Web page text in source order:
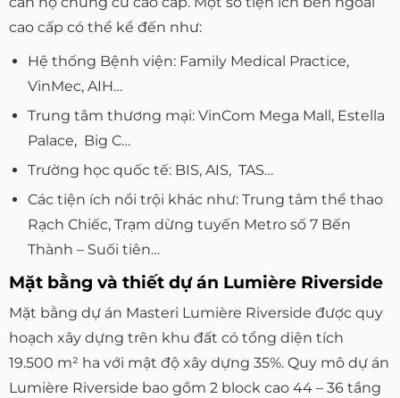
cao cấp có thể kể đến như:
Hệ thống Bệnh viện: Family Medical Practice,
VinMec, AIH…
Trung tâm thương mại: VinCom Mega Mall, Estella
Palace, Big C…
Trường học quốc tế: BIS, AIS, TAS…
Các tiện ích nổi trội khác như: Trung tâm thể thao
Rạch Chiếc, Trạm dừng tuyến Metro số 7 Bến
Thành – Suối tiên…
Mặt bằng và thiết dự án Lumière Riverside
Mặt bằng dự án Masteri Lumière Riverside được quy
hoạch xây dựng trên khu đất có tổng diện tích
19.500 m² ha với mật độ xây dựng 35%. Quy mô dự án
Lumière Riverside bao gồm 2 block cao 44 – 36 tầng